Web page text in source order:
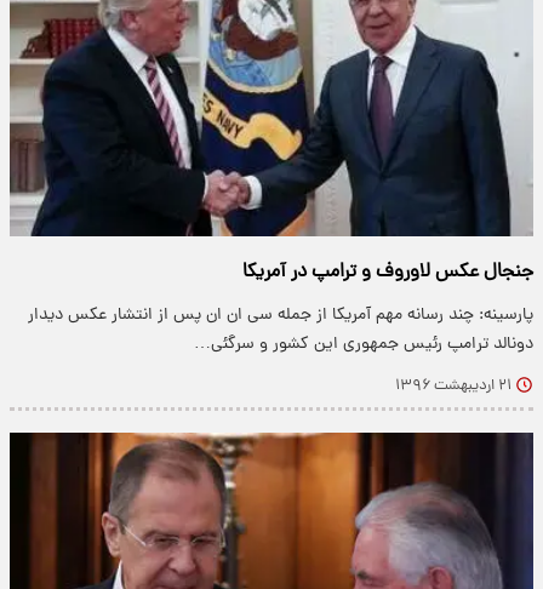
جنجال عکس لاوروف و ترامپ در آمریکا
پارسینه: چند رسانه مهم آمریکا از جمله سی ان ان پس از انتشار عکس دیدار
دونالد ترامپ رئیس جمهوری این کشور و سرگئی…
۲۱ اردیبهشت ۱۳۹۶